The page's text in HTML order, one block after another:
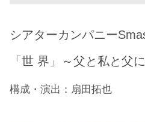
シアターカンパニー
「世 界」～父と私と父
構成・演出：扇田拓也